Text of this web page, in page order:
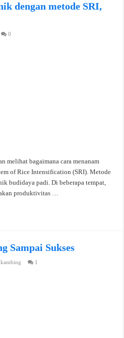
dengan metode SRI,
0
melihat bagaimana cara menanam
of Rice Intensification (SRI). Metode
budidaya padi. Di beberapa tempat,
produktivitas …
Sampai Sukses
1